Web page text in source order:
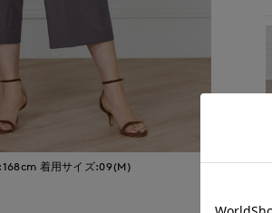
着用サイズ:09(M)